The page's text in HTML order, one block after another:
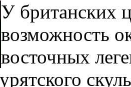
У британских
возможность
восточных